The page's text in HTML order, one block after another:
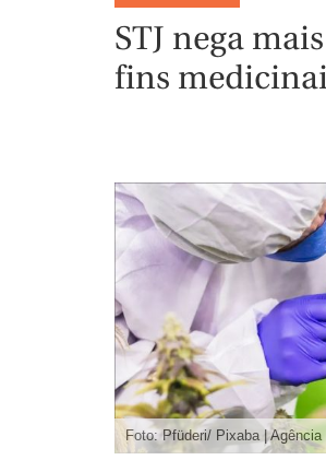
STJ nega
fins
Foto: Pfüderi/ Pixaba | Agência